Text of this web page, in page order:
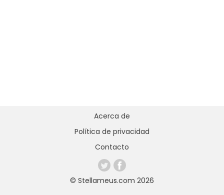
© Stellameus.com 2026
Acerca de
Política de privacidad
Contacto